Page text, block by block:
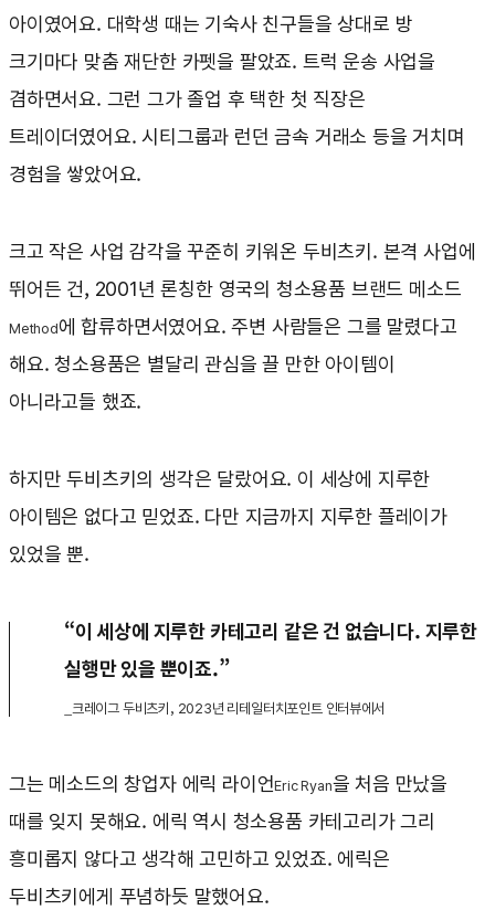
아이였어요. 대학생 때는 기숙사 친구들을 상대로 방
크기마다 맞춤 재단한 카펫을 팔았죠. 트럭 운송 사업을
겸하면서요. 그런 그가 졸업 후 택한 첫 직장은
트레이더였어요. 시티그룹과 런던 금속 거래소 등을 거치며
경험을 쌓았어요.
크고 작은 사업 감각을 꾸준히 키워온 두비츠키. 본격 사업에
뛰어든 건, 2001년 론칭한 영국의 청소용품 브랜드 메소드
Method에 합류하면서였어요. 주변 사람들은 그를 말렸다고
해요. 청소용품은 별달리 관심을 끌 만한 아이템이
아니라고들 했죠.
하지만 두비츠키의 생각은 달랐어요. 이 세상에 지루한
아이템은 없다고 믿었죠. 다만 지금까지 지루한 플레이가
있었을 뿐.
“이 세상에 지루한 카테고리 같은 건 없습니다. 지루한
실행만 있을 뿐이죠.”
_크레이그 두비츠키, 2023년 리테일터치포인트 인터뷰에서
그는 메소드의 창업자 에릭 라이언Eric Ryan을 처음 만났을
때를 잊지 못해요. 에릭 역시 청소용품 카테고리가 그리
흥미롭지 않다고 생각해 고민하고 있었죠. 에릭은
두비츠키에게 푸념하듯 말했어요.